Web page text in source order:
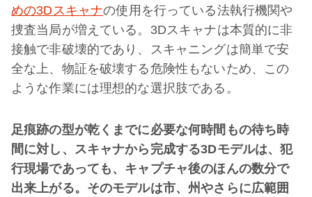
めの3Dスキャナの使用を行っている法執行機関や
捜査当局が増えている。3Dスキャナは本質的に非
接触で非破壊的であり、スキャニングは簡単で安
全な上、物証を破壊する危険性もないため、この
ような作業には理想的な選択肢である。
足痕跡の型が乾くまでに必要な何時間もの待ち時
間に対し、スキャナから完成する3Dモデルは、犯
行現場であっても、キャプチャ後のほんの数分で
出来上がる。そのモデルは市、州やさらに広範囲